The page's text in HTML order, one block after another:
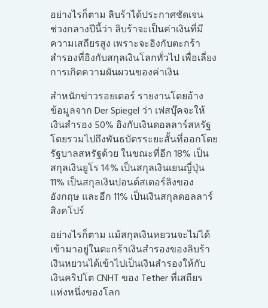
อย่างไรก็ตาม ลิบร้าได้ประกาศชัดเจน
ช่วงกลางปีนี้ว่า ลิบร้าจะเป็นค่าเงินที่มี
ความเสถียรสูง เพราะจะอิงกับตะกร้า
สำรองที่อิงกับสกุลเงินโลกทั่วไป เพื่อเลี่ยง
การเกิดความผันผวนของค่าเงิน
สำหนักข่าวรอยเตอร์ รายงานโดยอ้าง
ข้อมูลจาก Der Spiegel ว่า เฟสบุ๊คจะให้
เงินสำรอง 50% อิงกับเงินดอลลาร์สหรัฐ
โดยรวมไปถึงพันธบัตรระยะสั้นที่ออกโดย
รัฐบาลสหรัฐด้วย ในขณะที่อีก 18% เป็น
สกุลเงินยูโร 14% เป็นสกุลเงินเยนญี่ปุ่น
11% เป็นสกุลเงินปอนด์สเตอร์ลิงของ
อังกฤษ และอีก 11% เป็นเงินสกุลดอลลาร์
สิงคโปร์
อย่างไรก็ตาม แม้สกุลเงินหยวนจะไม่ได้
เข้ามาอยู่ในตะกร้าเงินสำรองของลิบร้า
เงินหยวนได้เข้าไปเป็นเงินสำรองให้กับ
เงินคริปโต CNHT ของ Tether ที่เสถียร
แห่งหนึ่งของโลก